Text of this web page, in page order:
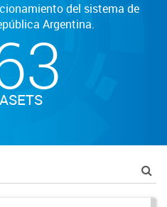
del sistema de
Argentina.